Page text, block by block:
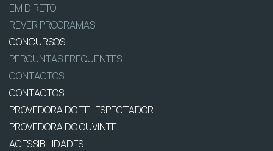
EM DIRETO
REVER PROGRAMAS
CONCURSOS
PERGUNTAS FREQUENTES
CONTACTOS
CONTACTOS
PROVEDORA DO TELESPECTADOR
PROVEDORA DO OUVINTE
ACESSIBILIDADES